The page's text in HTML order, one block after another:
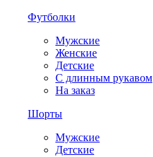
Футболки
Мужские
Женские
Детские
С длинным рукавом
На заказ
Шорты
Мужские
Детские